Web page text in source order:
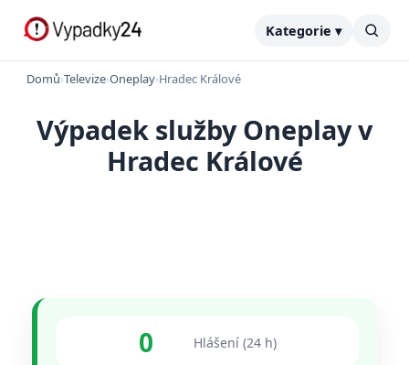
Kategorie ▾
Domů›Televize›Oneplay›Hradec Králové
Výpadek služby Oneplay v
Hradec Králové
0 Hlášení (24 h)